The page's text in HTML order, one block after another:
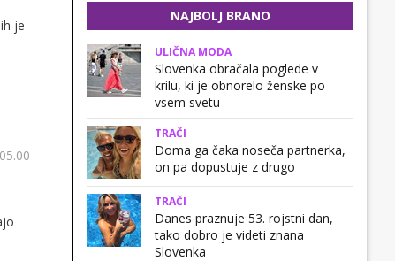
je
NAJBOLJ BRANO
ULIČNA MODA
Slovenka obračala poglede v
krilu, ki je obnorelo ženske po
vsem svetu
TRAČI
Doma ga čaka noseča partnerka,
on pa dopustuje z drugo
TRAČI
Danes praznuje 53. rojstni dan,
tako dobro je videti znana
Slovenka